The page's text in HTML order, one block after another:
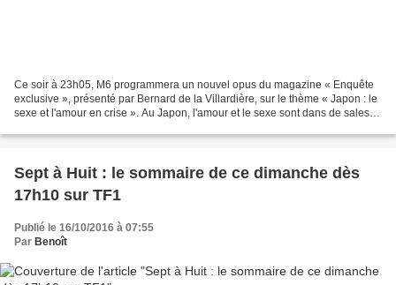
Ce soir à 23h05, M6 programmera un nouvel opus du magazine « Enquête
exclusive », présenté par Bernard de la Villardière, sur le thème « Japon : le
sexe et l'amour en crise ». Au Japon, l'amour et le sexe sont dans de sales
Sept à Huit : le sommaire de ce dimanche dès
17h10 sur TF1
Publié le 16/10/2016 à 07:55
Par Benoît